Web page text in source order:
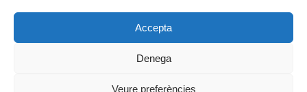
Accepta
Denega
Veure preferències
k
Escoles Antigues, 08503 Gurb, fundacio@guifi.net